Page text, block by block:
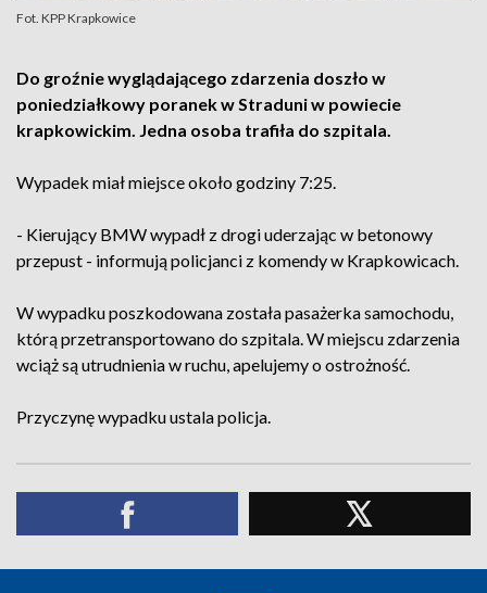
Fot. KPP Krapkowice
Do groźnie wyglądającego zdarzenia doszło w
poniedziałkowy poranek w Straduni w powiecie
krapkowickim. Jedna osoba trafiła do szpitala.
Wypadek miał miejsce około godziny 7:25.
- Kierujący BMW wypadł z drogi uderzając w betonowy
przepust - informują policjanci z komendy w Krapkowicach.
W wypadku poszkodowana została pasażerka samochodu,
którą przetransportowano do szpitala. W miejscu zdarzenia
wciąż są utrudnienia w ruchu, apelujemy o ostrożność.
Przyczynę wypadku ustala policja.